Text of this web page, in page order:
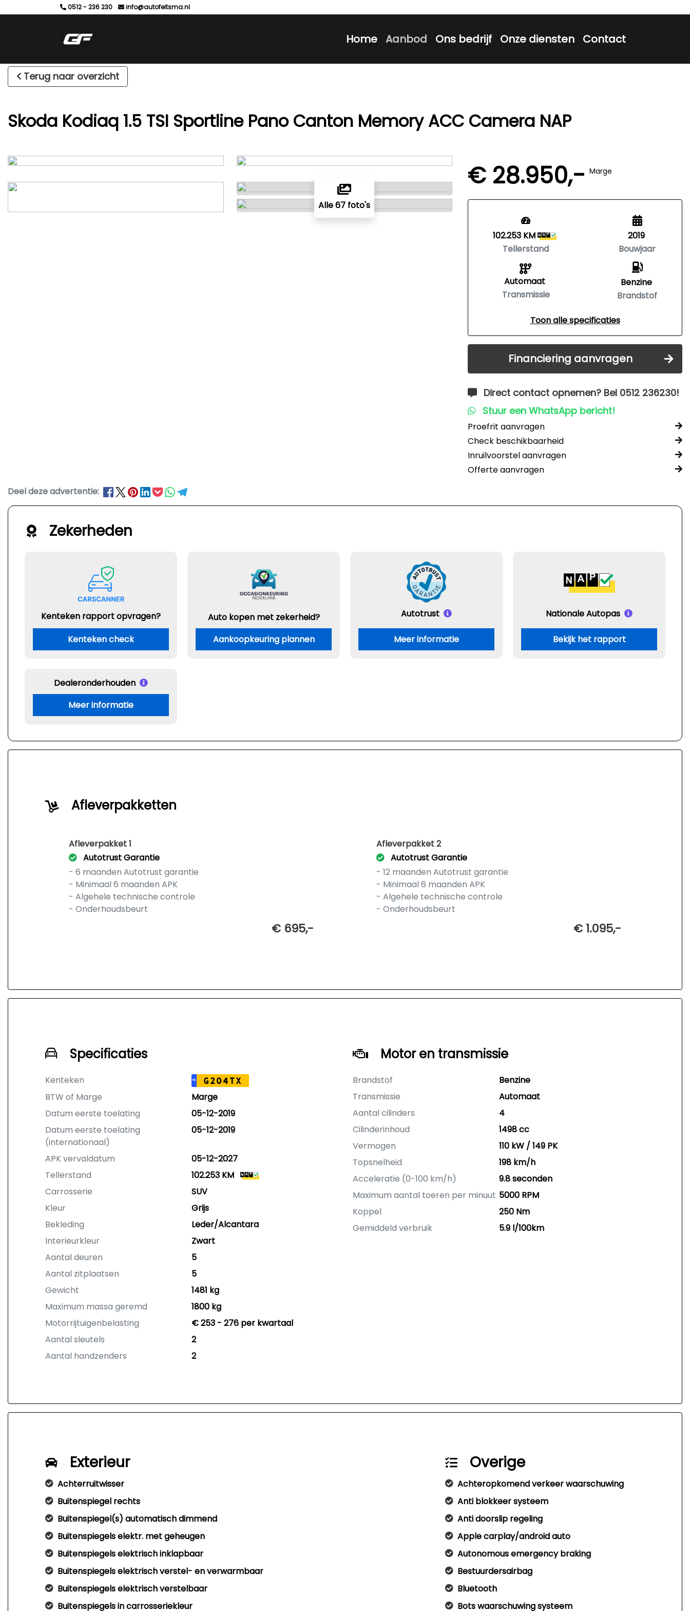
0512 - 236 230 info@autofeitsma.nl
Home Aanbod Ons bedrijf Onze diensten Contact
Terug naar overzicht
Skoda Kodiaq 1.5 TSI Sportline Pano Canton Memory ACC Camera NAP
Alle 67 foto's
€ 28.950,- Marge
102.253 KM
Tellerstand
Automaat
Transmissie
2019
Bouwjaar
Benzine
Brandstof
Toon alle specificaties
Financiering aanvragen
Direct contact opnemen? Bel 0512 236230!
Stuur een WhatsApp bericht!
Proefrit aanvragen
Check beschikbaarheid
Inruilvoorstel aanvragen
Offerte aanvragen
Deel deze advertentie:
Zekerheden
Kenteken rapport opvragen?
Kenteken check
Auto kopen met zekerheid?
Aankoopkeuring plannen
Autotrust
Meer informatie
Nationale Autopas
Bekijk het rapport
Dealeronderhouden
Meer informatie
Afleverpakketten
Afleverpakket 1
Autotrust Garantie
- 6 maanden Autotrust garantie
- Minimaal 6 maanden APK
- Algehele technische controle
- Onderhoudsbeurt
€ 695,-
Afleverpakket 2
Autotrust Garantie
- 12 maanden Autotrust garantie
- Minimaal 6 maanden APK
- Algehele technische controle
- Onderhoudsbeurt
€ 1.095,-
Specificaties
Kenteken NL G204TX
BTW of Marge
Marge
Datum eerste toelating
05-12-2019
Datum eerste toelating
(internationaal)
05-12-2019
APK vervaldatum
05-12-2027
Tellerstand
102.253 KM
Carrosserie
SUV
Kleur
Grijs
Bekleding
Leder/Alcantara
Interieurkleur
Zwart
Aantal deuren
5
Aantal zitplaatsen
5
Gewicht
1481 kg
Maximum massa geremd
1800 kg
Motorrijtuigenbelasting
€ 253 - 276 per kwartaal
Aantal sleutels
2
Aantal handzenders
2
Motor en transmissie
Brandstof
Benzine
Transmissie
Automaat
Aantal cilinders
4
Cilinderinhoud
1498 cc
Vermogen
110 kW / 149 PK
Topsnelheid
198 km/h
Acceleratie (0-100 km/h)
9.8 seconden
Maximum aantal toeren per minuut 5000 RPM
Koppel
250 Nm
Gemiddeld verbruik
5.9 l/100km
Exterieur
Achterruitwisser
Buitenspiegel rechts
Buitenspiegel(s) automatisch dimmend
Buitenspiegels elektr. met geheugen
Buitenspiegels elektrisch inklapbaar
Buitenspiegels elektrisch verstel- en verwarmbaar
Buitenspiegels elektrisch verstelbaar
Buitenspiegels in carrosseriekleur
Overige
Achteropkomend verkeer waarschuwing
Anti blokkeer systeem
Anti doorslip regeling
Apple carplay/android auto
Autonomous emergency braking
Bestuurdersairbag
Bluetooth
Bots waarschuwing systeem